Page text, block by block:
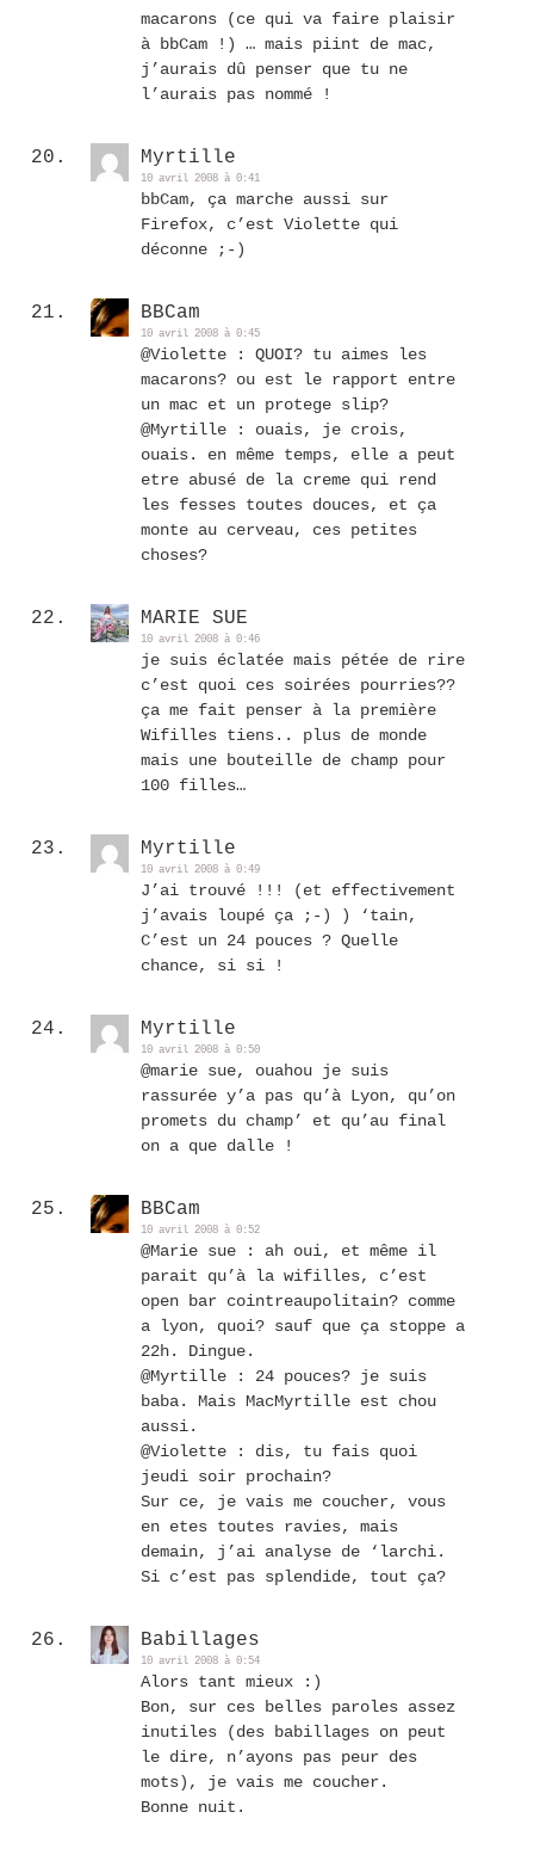
macarons (ce qui va faire plaisir
à bbCam !) … mais piint de mac,
j’aurais dû penser que tu ne
l’aurais pas nommé !
Myrtille
10 avril 2008 à 0:41
bbCam, ça marche aussi sur
Firefox, c’est Violette qui
déconne ;-)
BBCam
10 avril 2008 à 0:45
@Violette : QUOI? tu aimes les
macarons? ou est le rapport entre
un mac et un protege slip?
@Myrtille : ouais, je crois,
ouais. en même temps, elle a peut
etre abusé de la creme qui rend
les fesses toutes douces, et ça
monte au cerveau, ces petites
choses?
MARIE SUE
10 avril 2008 à 0:46
je suis éclatée mais pétée de rire
c’est quoi ces soirées pourries??
ça me fait penser à la première
Wifilles tiens.. plus de monde
mais une bouteille de champ pour
100 filles…
Myrtille
10 avril 2008 à 0:49
J’ai trouvé !!! (et effectivement
j’avais loupé ça ;-) ) ‘tain,
C’est un 24 pouces ? Quelle
chance, si si !
Myrtille
10 avril 2008 à 0:50
@marie sue, ouahou je suis
rassurée y’a pas qu’à Lyon, qu’on
promets du champ’ et qu’au final
on a que dalle !
BBCam
10 avril 2008 à 0:52
@Marie sue : ah oui, et même il
parait qu’à la wifilles, c’est
open bar cointreaupolitain? comme
a lyon, quoi? sauf que ça stoppe a
22h. Dingue.
@Myrtille : 24 pouces? je suis
baba. Mais MacMyrtille est chou
aussi.
@Violette : dis, tu fais quoi
jeudi soir prochain?
Sur ce, je vais me coucher, vous
en etes toutes ravies, mais
demain, j’ai analyse de ‘larchi.
Si c’est pas splendide, tout ça?
Babillages
10 avril 2008 à 0:54
Alors tant mieux :)
Bon, sur ces belles paroles assez
inutiles (des babillages on peut
le dire, n’ayons pas peur des
mots), je vais me coucher.
Bonne nuit.